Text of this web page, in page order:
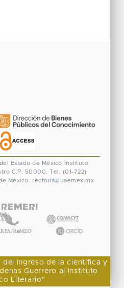
Estado de México
Instituto
C.P. 50000. Tel. (01-722)
México. rectoria@uaemex.mx
del ingreso de la científica y
Guerrero al Instituto
Literario"